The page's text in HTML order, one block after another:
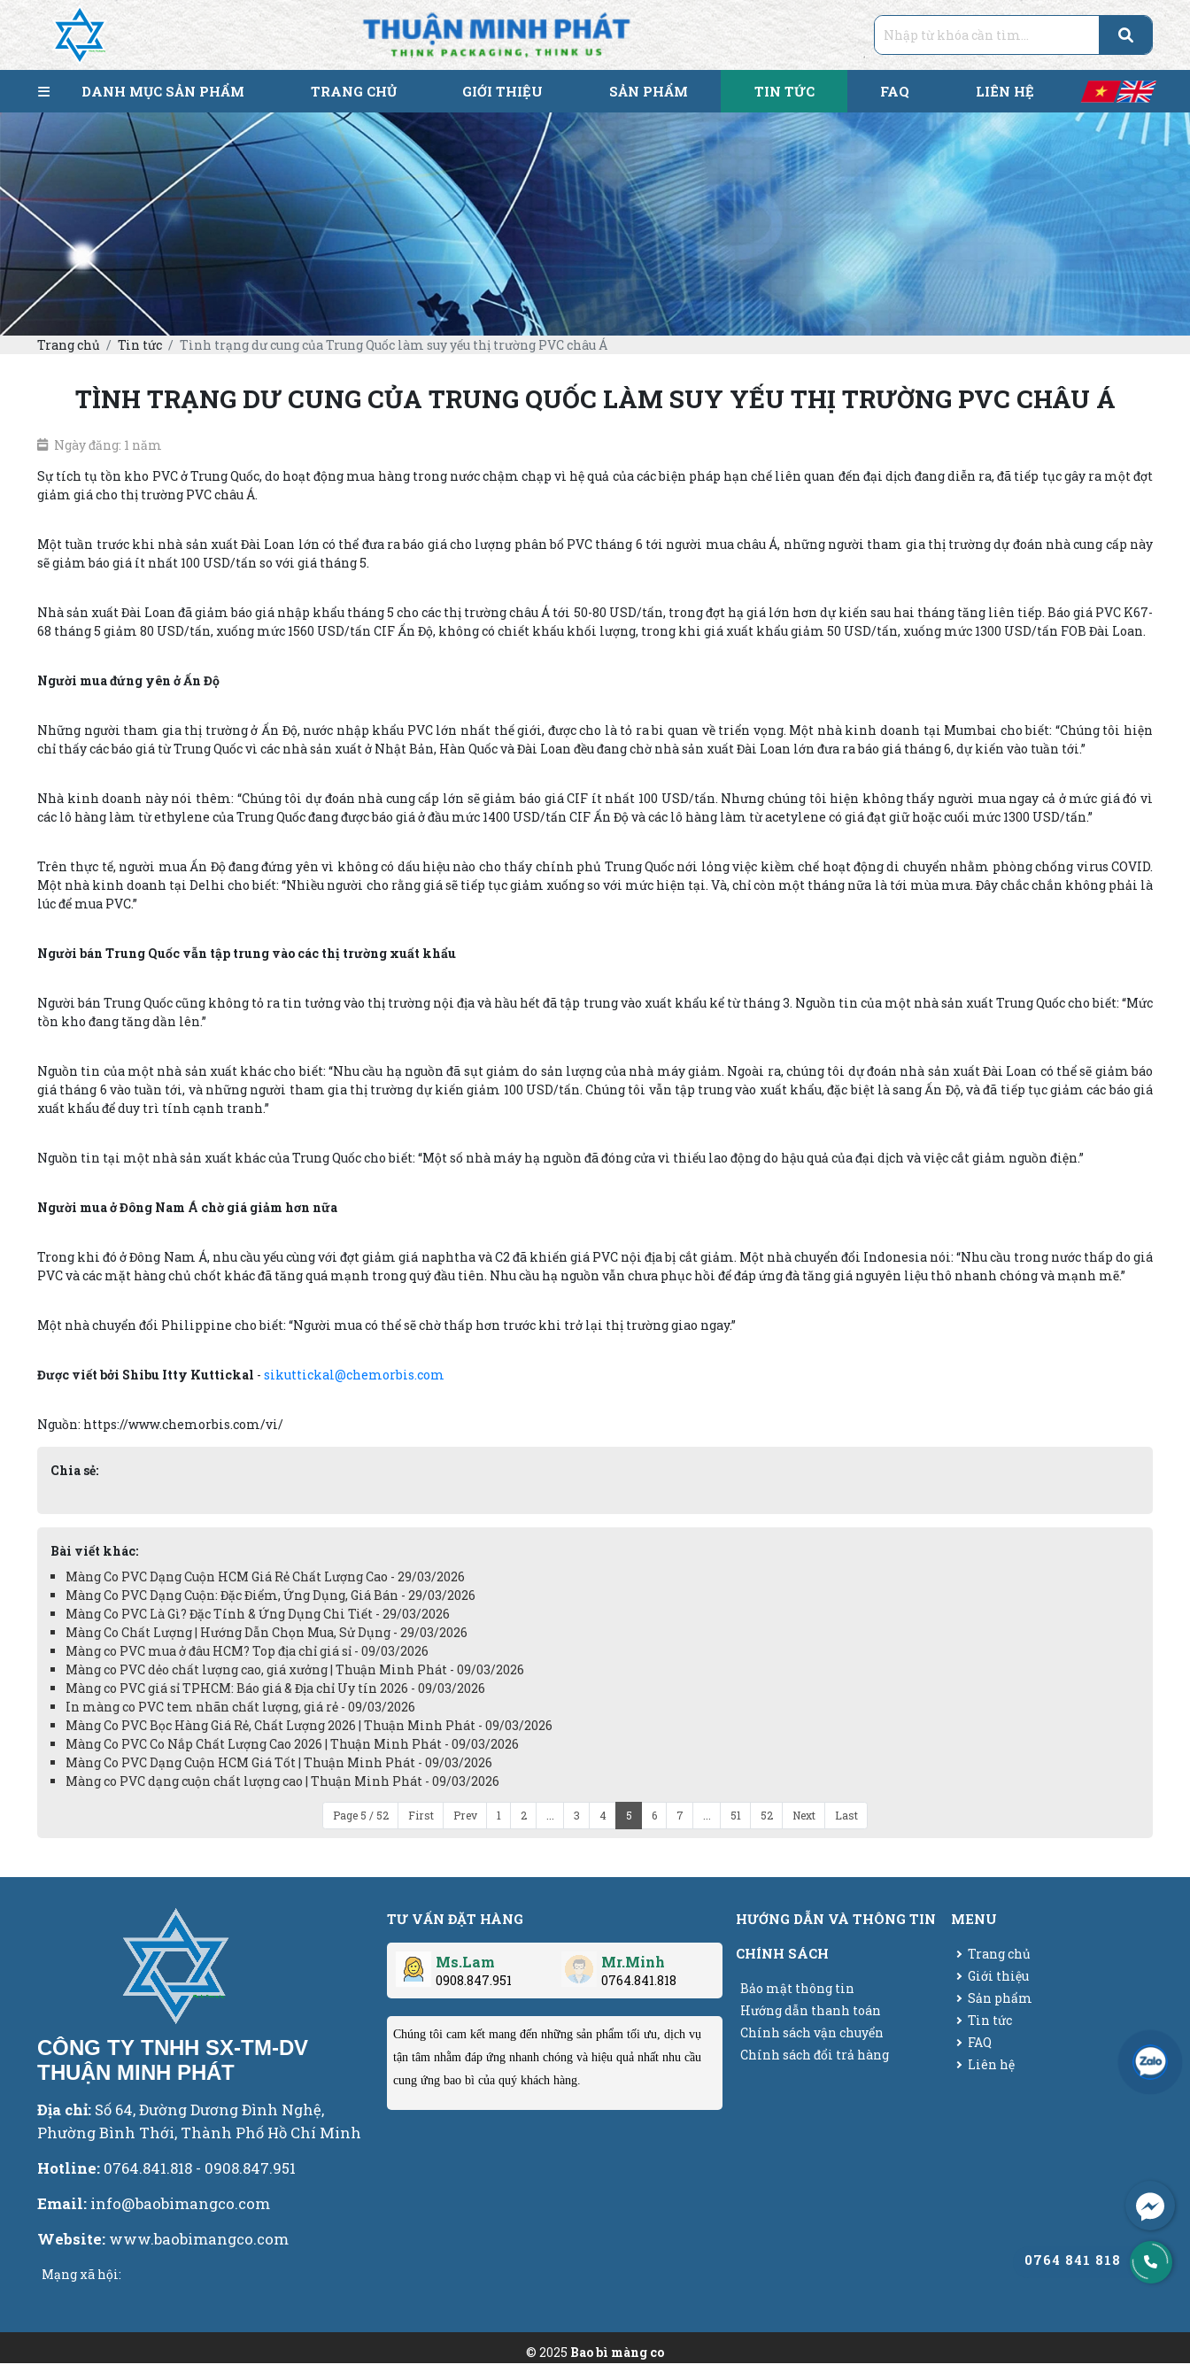
DANH MỤC SẢN PHẨM TRANG CHỦ GIỚI THIỆU SẢN PHẨM TIN TỨC FAQ LIÊN HỆ
Trang chủ Tin tức Tình trạng dư cung của Trung Quốc làm suy yếu thị trường PVC châu Á
TÌNH TRẠNG DƯ CUNG CỦA TRUNG QUỐC LÀM SUY YẾU THỊ TRƯỜNG PVC CHÂU Á
Ngày đăng: 1 năm
Sự tích tụ tồn kho PVC ở Trung Quốc, do hoạt động mua hàng trong nước chậm chạp vì hệ quả của các biện pháp hạn chế liên quan đến đại dịch đang diễn ra, đã tiếp tục gây ra một đợt
giảm giá cho thị trường PVC châu Á.
Một tuần trước khi nhà sản xuất Đài Loan lớn có thể đưa ra báo giá cho lượng phân bổ PVC tháng 6 tới người mua châu Á, những người tham gia thị trường dự đoán nhà cung cấp này
sẽ giảm báo giá ít nhất 100 USD/tấn so với giá tháng 5.
Nhà sản xuất Đài Loan đã giảm báo giá nhập khẩu tháng 5 cho các thị trường châu Á tới 50-80 USD/tấn, trong đợt hạ giá lớn hơn dự kiến sau hai tháng tăng liên tiếp. Báo giá PVC K67-
68 tháng 5 giảm 80 USD/tấn, xuống mức 1560 USD/tấn CIF Ấn Độ, không có chiết khấu khối lượng, trong khi giá xuất khẩu giảm 50 USD/tấn, xuống mức 1300 USD/tấn FOB Đài Loan.
Người mua đứng yên ở Ấn Độ
Những người tham gia thị trường ở Ấn Độ, nước nhập khẩu PVC lớn nhất thế giới, được cho là tỏ ra bi quan về triển vọng. Một nhà kinh doanh tại Mumbai cho biết: “Chúng tôi hiện
chỉ thấy các báo giá từ Trung Quốc vì các nhà sản xuất ở Nhật Bản, Hàn Quốc và Đài Loan đều đang chờ nhà sản xuất Đài Loan lớn đưa ra báo giá tháng 6, dự kiến vào tuần tới.”
Nhà kinh doanh này nói thêm: “Chúng tôi dự đoán nhà cung cấp lớn sẽ giảm báo giá CIF ít nhất 100 USD/tấn. Nhưng chúng tôi hiện không thấy người mua ngay cả ở mức giá đó vì
các lô hàng làm từ ethylene của Trung Quốc đang được báo giá ở đầu mức 1400 USD/tấn CIF Ấn Độ và các lô hàng làm từ acetylene có giá đạt giữ hoặc cuối mức 1300 USD/tấn.”
Trên thực tế, người mua Ấn Độ đang đứng yên vì không có dấu hiệu nào cho thấy chính phủ Trung Quốc nới lỏng việc kiềm chế hoạt động di chuyển nhằm phòng chống virus COVID.
Một nhà kinh doanh tại Delhi cho biết: “Nhiều người cho rằng giá sẽ tiếp tục giảm xuống so với mức hiện tại. Và, chỉ còn một tháng nữa là tới mùa mưa. Đây chắc chắn không phải là
lúc để mua PVC.”
Người bán Trung Quốc vẫn tập trung vào các thị trường xuất khẩu
Người bán Trung Quốc cũng không tỏ ra tin tưởng vào thị trường nội địa và hầu hết đã tập trung vào xuất khẩu kể từ tháng 3. Nguồn tin của một nhà sản xuất Trung Quốc cho biết: “Mức
tồn kho đang tăng dần lên.”
Nguồn tin của một nhà sản xuất khác cho biết: “Nhu cầu hạ nguồn đã sụt giảm do sản lượng của nhà máy giảm. Ngoài ra, chúng tôi dự đoán nhà sản xuất Đài Loan có thể sẽ giảm báo
giá tháng 6 vào tuần tới, và những người tham gia thị trường dự kiến giảm 100 USD/tấn. Chúng tôi vẫn tập trung vào xuất khẩu, đặc biệt là sang Ấn Độ, và đã tiếp tục giảm các báo giá
xuất khẩu để duy trì tính cạnh tranh.”
Nguồn tin tại một nhà sản xuất khác của Trung Quốc cho biết: “Một số nhà máy hạ nguồn đã đóng cửa vì thiếu lao động do hậu quả của đại dịch và việc cắt giảm nguồn điện.”
Người mua ở Đông Nam Á chờ giá giảm hơn nữa
Trong khi đó ở Đông Nam Á, nhu cầu yếu cùng với đợt giảm giá naphtha và C2 đã khiến giá PVC nội địa bị cắt giảm. Một nhà chuyển đổi Indonesia nói: “Nhu cầu trong nước thấp do giá
PVC và các mặt hàng chủ chốt khác đã tăng quá mạnh trong quý đầu tiên. Nhu cầu hạ nguồn vẫn chưa phục hồi để đáp ứng đà tăng giá nguyên liệu thô nhanh chóng và mạnh mẽ.”
Một nhà chuyển đổi Philippine cho biết: “Người mua có thể sẽ chờ thấp hơn trước khi trở lại thị trường giao ngay.”
Được viết bởi Shibu Itty Kuttickal - sikuttickal@chemorbis.com
Nguồn: https://www.chemorbis.com/vi/
Chia sẻ:
Bài viết khác:
Màng Co PVC Dạng Cuộn HCM Giá Rẻ Chất Lượng Cao - 29/03/2026
Màng Co PVC Dạng Cuộn: Đặc Điểm, Ứng Dụng, Giá Bán - 29/03/2026
Màng Co PVC Là Gì? Đặc Tính & Ứng Dụng Chi Tiết - 29/03/2026
Màng Co Chất Lượng | Hướng Dẫn Chọn Mua, Sử Dụng - 29/03/2026
Màng co PVC mua ở đâu HCM? Top địa chỉ giá sỉ - 09/03/2026
Màng co PVC dẻo chất lượng cao, giá xưởng | Thuận Minh Phát - 09/03/2026
Màng co PVC giá sỉ TPHCM: Báo giá & Địa chỉ Uy tín 2026 - 09/03/2026
In màng co PVC tem nhãn chất lượng, giá rẻ - 09/03/2026
Màng Co PVC Bọc Hàng Giá Rẻ, Chất Lượng 2026 | Thuận Minh Phát - 09/03/2026
Màng Co PVC Co Nắp Chất Lượng Cao 2026 | Thuận Minh Phát - 09/03/2026
Màng Co PVC Dạng Cuộn HCM Giá Tốt | Thuận Minh Phát - 09/03/2026
Màng co PVC dạng cuộn chất lượng cao | Thuận Minh Phát - 09/03/2026
Page 5 / 52 First Prev 1 2 3 4 5 6 7 51 52 Next Last
CÔNG TY TNHH SX-TM-DV
THUẬN MINH PHÁT
Địa chỉ: Số 64, Đường Dương Đình Nghệ,
Phường Bình Thới, Thành Phố Hồ Chí Minh
Hotline: 0764.841.818 - 0908.847.951
Email: info@baobimangco.com
Website: www.baobimangco.com
Mạng xã hội:
TƯ VẤN ĐẶT HÀNG
Ms.Lam
0908.847.951
Mr.Minh
0764.841.818
Chúng tôi cam kết mang đến những sản phẩm tối ưu, dịch vụ
tận tâm nhằm đáp ứng nhanh chóng và hiệu quả nhất nhu cầu
cung ứng bao bì của quý khách hàng.
HƯỚNG DẪN VÀ THÔNG TIN
CHÍNH SÁCH
Bảo mật thông tin
Hướng dẫn thanh toán
Chính sách vận chuyển
Chính sách đổi trả hàng
MENU
Trang chủ
Giới thiệu
Sản phẩm
Tin tức
FAQ
Liên hệ
© 2025 Bao bì màng co
0764 841 818